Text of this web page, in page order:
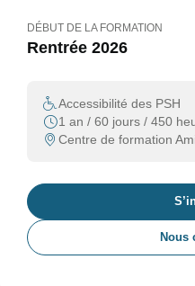
DÉBUT DE LA FORMATION
Rentrée 2026
Accessibilité des PSH
1 an / 60 jours / 450
Centre de formation
Nous